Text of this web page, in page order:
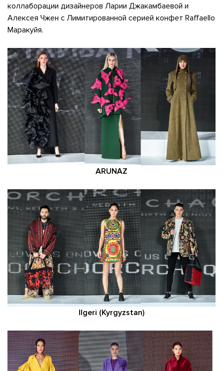
коллаборации дизайнеров Ларии Джакамбаевой и
Алексея Чжен с Лимитированной серией конфет Raffaello
Маракуйя.
ARUNAZ
Ilgeri (Kyrgyzstan)